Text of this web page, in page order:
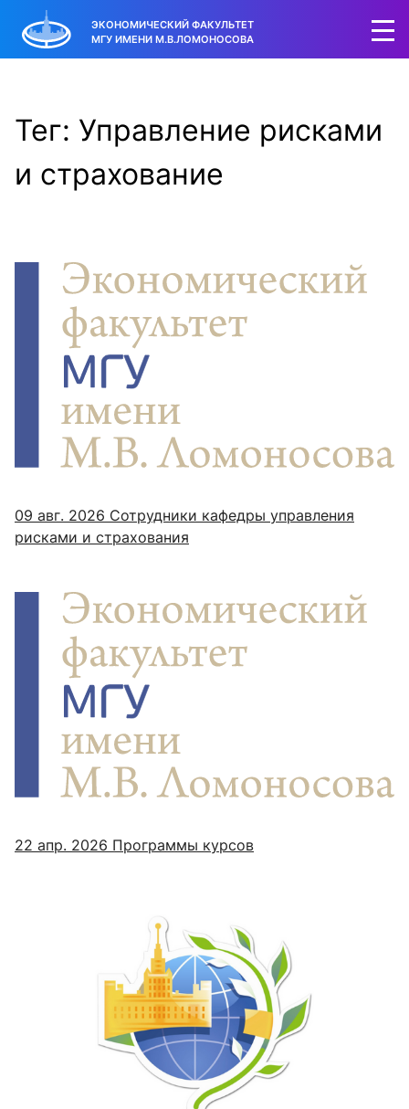
ЭКОНОМИЧЕСКИЙ ФАКУЛЬТЕТ
МГУ ИМЕНИ М.В.ЛОМОНОСОВА
Тег: Управление рисками
и страхование
09 авг. 2026 Сотрудники кафедры управления
рисками и страхования
22 апр. 2026 Программы курсов